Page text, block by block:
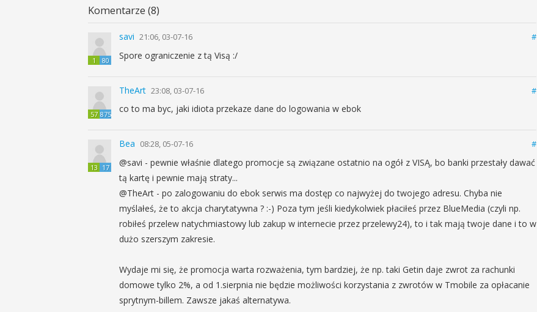
Komentarze (8)
1 80
savi 21:06, 03-07-16 #
Spore ograniczenie z tą Visą :/
57 875
TheArt 23:08, 03-07-16 #
co to ma byc, jaki idiota przekaze dane do logowania w ebok
13 17
Bea 08:28, 05-07-16 #
@savi - pewnie właśnie dlatego promocje są związane ostatnio na ogół z VISĄ, bo banki przestały dawać
tą kartę i pewnie mają straty...
@TheArt - po zalogowaniu do ebok serwis ma dostęp co najwyżej do twojego adresu. Chyba nie
myślałeś, że to akcja charytatywna ? :-) Poza tym jeśli kiedykolwiek płaciłeś przez BlueMedia (czyli np.
robiłeś przelew natychmiastowy lub zakup w internecie przez przelewy24), to i tak mają twoje dane i to w
dużo szerszym zakresie.
Wydaje mi się, że promocja warta rozważenia, tym bardziej, że np. taki Getin daje zwrot za rachunki
domowe tylko 2%, a od 1.sierpnia nie będzie możliwości korzystania z zwrotów w Tmobile za opłacanie
sprytnym-billem. Zawsze jakaś alternatywa.